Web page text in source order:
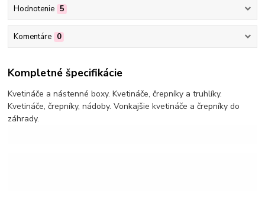
Hodnotenie 5
Komentáre 0
Kompletné špecifikácie
Kvetináče a nástenné boxy. Kvetináče, črepníky a truhlíky.
Kvetináče, črepníky, nádoby. Vonkajšie kvetináče a črepníky do
záhrady.